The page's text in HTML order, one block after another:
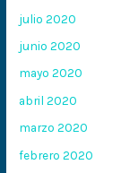
julio 2020
junio 2020
mayo 2020
abril 2020
marzo 2020
febrero 2020